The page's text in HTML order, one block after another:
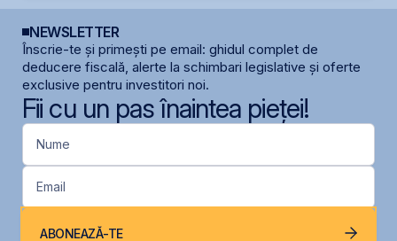
NEWSLETTER
Înscrie-te și primești pe email: ghidul complet de
deducere fiscală, alerte la schimbari legislative și oferte
exclusive pentru investitori noi.
Fii cu un pas înaintea pieței!
Nume
Email
ABONEAZĂ-TE